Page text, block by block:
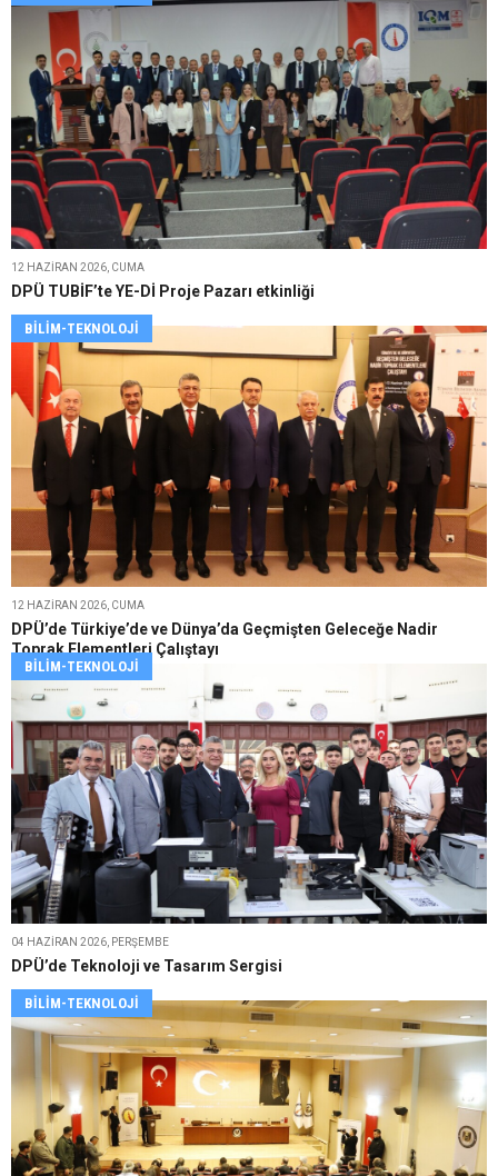
12 HAZIRAN 2026, CUMA
DPÜ TUBİF’te YE-Dİ Proje Pazarı etkinliği
BILIM-TEKNOLOJI
12 HAZIRAN 2026, CUMA
DPÜ’de Türkiye’de ve Dünya’da Geçmişten Geleceğe Nadir
Toprak Elementleri Çalıştayı
BILIM-TEKNOLOJI
04 HAZIRAN 2026, PERŞEMBE
DPÜ’de Teknoloji ve Tasarım Sergisi
BILIM-TEKNOLOJI